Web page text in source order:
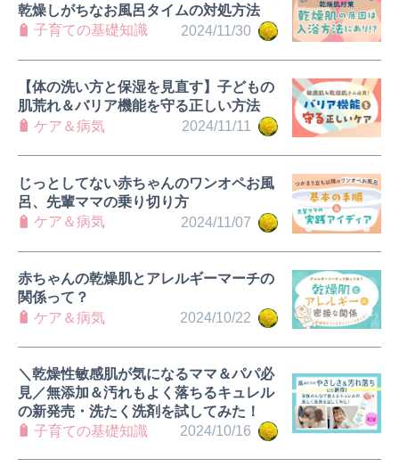
2024/11/30
乾燥しがちなお風呂タイムの対処方法
子育ての基礎知識
2024/11/11
【体の洗い方と保湿を見直す】子どもの
肌荒れ＆バリア機能を守る正しい方法
ケア＆病気
2024/11/07
じっとしてない赤ちゃんのワンオペお風
呂、先輩ママの乗り切り方
ケア＆病気
2024/10/22
赤ちゃんの乾燥肌とアレルギーマーチの
関係って？
ケア＆病気
2024/10/16
＼乾燥性敏感肌が気になるママ＆パパ必
見／無添加＆汚れもよく落ちるキュレル
の新発売・洗たく洗剤を試してみた！
子育ての基礎知識